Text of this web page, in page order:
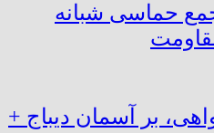
حماسی شبانه
بر آسمان دیباج +